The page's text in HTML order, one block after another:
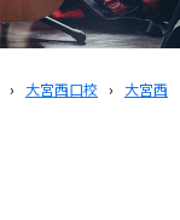
› 大宮西口校 ›
大宮西